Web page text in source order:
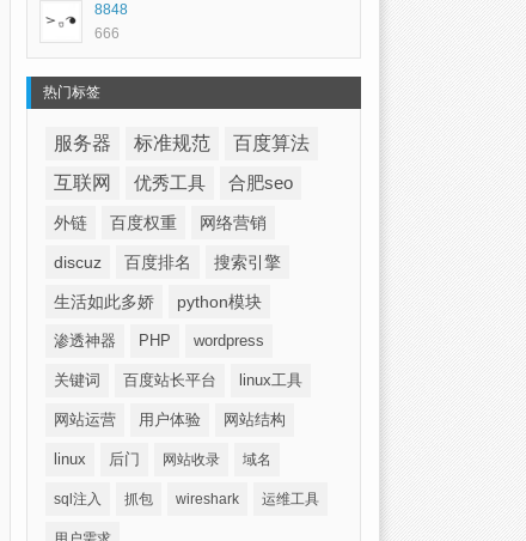
8848
666
热门标签
服务器 标准规范
百度算法
互联网
优秀工具 合肥seo
外链 百度权重 网络营销
discuz 百度排名 搜索引擎
生活如此多娇 python模块
渗透神器 PHP wordpress
关键词 百度站长平台 linux工具
网站运营 用户体验 网站结构
linux 后门 网站收录 域名
sql注入 抓包 wireshark 运维工具